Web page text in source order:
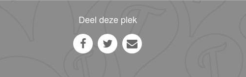
Deel deze plek